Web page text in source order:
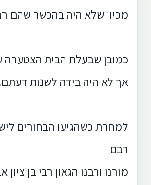
מכיון שלא היה בהכשר שהם
כמובן שבעלת הבית הצטערה
אך לא היה בידה לשנות דעתם.
למחרת כשהגיעו הבחורים
רבם
מורנו ורבנו הגאון רבי בן